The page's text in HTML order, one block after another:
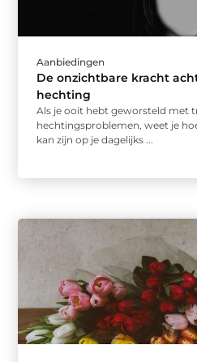
Aanbiedingen
De onzichtbare kracht
hechting
Als je ooit hebt geworsteld met
hechtingsproblemen, weet je
kan zijn op je dagelijks ...